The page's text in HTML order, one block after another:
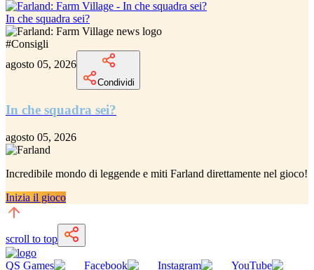
In che squadra sei?
#Consigli
agosto 05, 2026
Condividi
In che squadra sei?
agosto 05, 2026
Incredibile mondo di leggende e miti Farland direttamente nel gioco!
Inizia il gioco
scroll to top
QS Games Facebook Instagram YouTube